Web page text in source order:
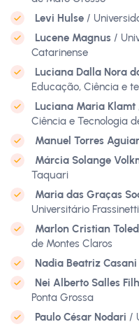
Levi Hulse /
Lucene Magnus /
Catarinense
Luciana Dalla Nora
Educação, Ciência e
Luciana Maria Klamt
Ciência e Tecnologia
Manuel Torres Aguiar
Márcia Solange
Taquari
Maria das Graças
Universitário
Marlon Cristian
de Montes Claros
Nadia Beatriz
Nei Alberto Salles
Ponta Grossa
Paulo César Nodari /